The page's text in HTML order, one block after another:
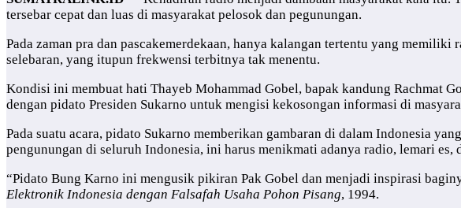
tersebar cepat dan luas di masyarakat pelosok dan pegunungan.
Pada zaman pra dan pascakemerdekaan, hanya kalangan tertentu yang
selebaran, yang itupun frekwensi terbitnya tak menentu.
Kondisi ini membuat hati Thayeb Mohammad Gobel, bapak kandung Rachmat
dengan pidato Presiden Sukarno untuk mengisi kekosongan informasi di
Pada suatu acara, pidato Sukarno memberikan gambaran di dalam Indonesia
pengunungan di seluruh Indonesia, ini harus menikmati adanya radio, lemari
“Pidato Bung Karno ini mengusik pikiran Pak Gobel dan menjadi inspirasi
Elektronik Indonesia dengan Falsafah Usaha Pohon Pisang, 1994.